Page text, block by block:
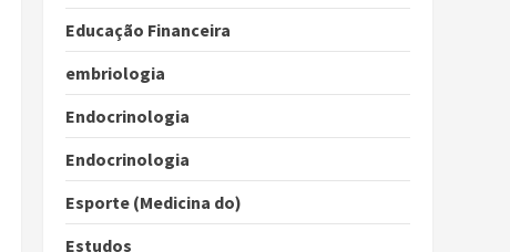
Educação Financeira
embriologia
Endocrinologia
Endocrinologia
Esporte (Medicina do)
Estudos